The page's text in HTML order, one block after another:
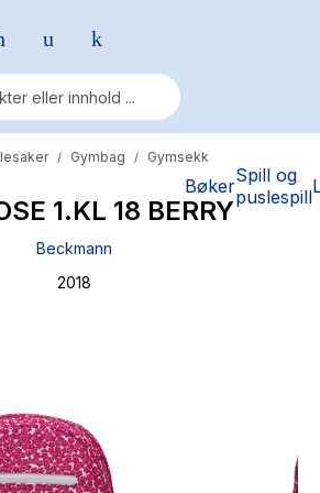
BøkerSpill og
puslespill
Sorensen
/ Gymbag / Gymsekk
1.KL 18 BERRY
Beckmann
2018